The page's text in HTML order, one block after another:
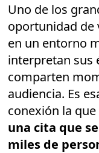
Uno de los
oportunidad de
en un entorno
interpretan sus
comparten
audiencia. Es
conexión la
una cita que
miles de